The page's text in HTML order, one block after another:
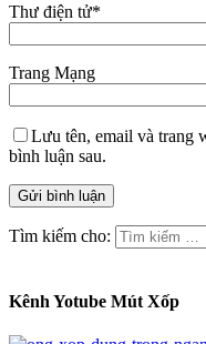
Thư điện tử*
Trang Mạng
Lưu tên, email và trang
bình luận sau.
Tìm kiếm cho:
Kênh Yotube Mút Xốp